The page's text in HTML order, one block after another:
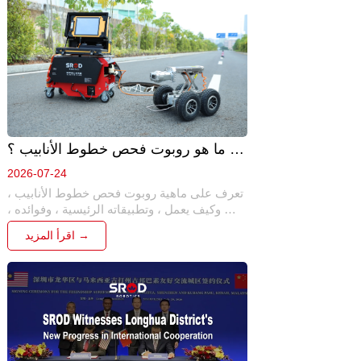
ما هو روبوت فحص خطوط الأنابيب ؟
2026-07-24
تعرف على ماهية روبوت فحص خطوط الأنابيب ،
وكيف يعمل ، وتطبيقاته الرئيسية ، وفوائده ،
وكيف يوفر SROD ROBOTICS حلول فحص
روبوتية ذكية لأنظمة خطوط الأنابيب البلدية
اقرأ المزيد →